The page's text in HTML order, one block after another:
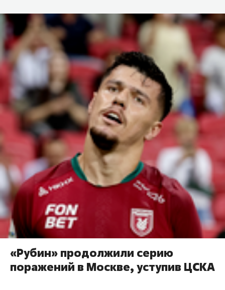
«Рубин» продолжили серию
поражений в Москве, уступив ЦСКА